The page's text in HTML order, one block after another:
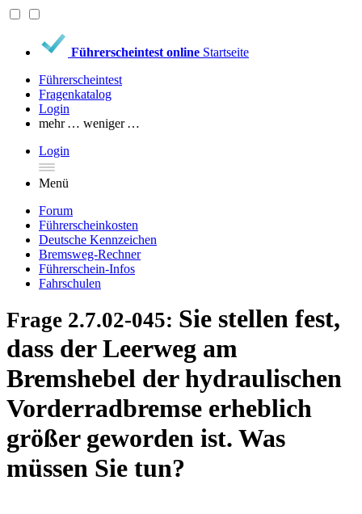
Führerscheintest online Startseite
Führerscheintest
Fragenkatalog
Login
mehr … weniger …
Login
Menü
Forum
Führerscheinkosten
Deutsche Kennzeichen
Bremsweg-Rechner
Führerschein-Infos
Fahrschulen
Frage 2.7.02-045: Sie stellen fest,
dass der Leerweg am
Bremshebel der hydraulischen
Vorderradbremse erheblich
größer geworden ist. Was
müssen Sie tun?